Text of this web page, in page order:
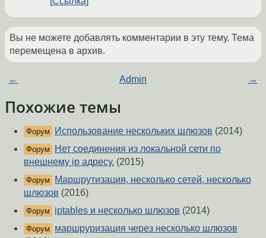
Вы не можете добавлять комментарии в эту тему. Тема
перемещена в архив.
← Admin →
Похожие темы
Форум Использование нескольких шлюзов (2014)
Форум
Нет соединения из локальной сети по
внешнему ip адресу. (2015)
Форум
Маршрутизация, несколько сетей, несколько
шлюзов (2016)
Форум iptables и несколько шлюзов (2014)
Форум
маршруризация через несколько шлюзов